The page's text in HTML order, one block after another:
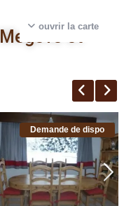
ouvrir la carte
et
Demande de dispo